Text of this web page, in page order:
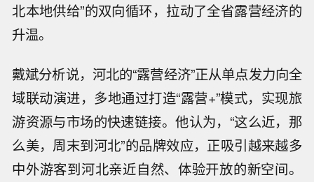
北本地供给”的双向循环，拉动了全省露营经济的
升温。
戴斌分析说，河北的“露营经济”正从单点发力向全
域联动演进，多地通过打造“露营+”模式，实现旅
游资源与市场的快速链接。他认为，“这么近，那
么美，周末到河北”的品牌效应，正吸引越来越多
中外游客到河北亲近自然、体验开放的新空间。